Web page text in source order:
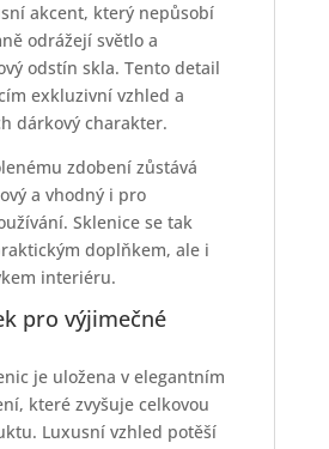
akcent, který nepůsobí
odrážejí světlo a
odstín skla. Tento detail
exkluzivní vzhled a
dárkový charakter.
zdobení zůstává
a vhodný i pro
Sklenice se tak
doplňkem, ale i
interiéru.
pro výjimečné
je uložena v elegantním
které zvyšuje celkovou
Luxusní vzhled potěší